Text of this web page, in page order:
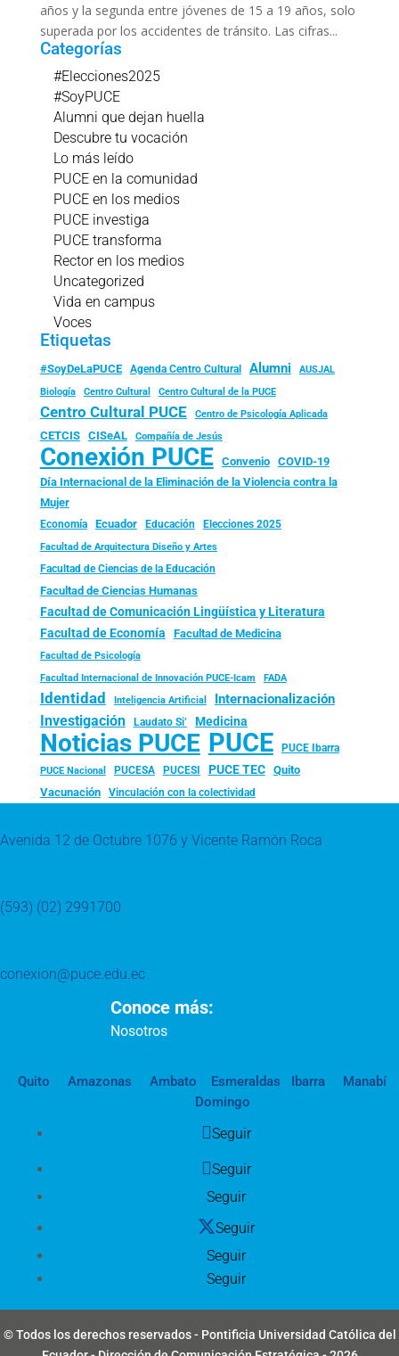
años y la segunda entre jóvenes de 15 a 19 años, solo
superada por los accidentes de tránsito. Las cifras...
Categorías
#Elecciones2025
#SoyPUCE
Alumni que dejan huella
Descubre tu vocación
Lo más leído
PUCE en la comunidad
PUCE en los medios
PUCE investiga
PUCE transforma
Rector en los medios
Uncategorized
Vida en campus
Voces
Etiquetas
#SoyDeLaPUCE Agenda Centro Cultural Alumni
AUSJAL
Biología
Centro Cultural Centro Cultural de la PUCE
Centro Cultural PUCE Centro de Psicología Aplicada
CETCIS CISeAL Compañía de Jesús
Conexión PUCE Convenio
COVID-19
Día Internacional de la Eliminación de la Violencia contra la
Mujer
Economía Ecuador Educación Elecciones 2025
Facultad de Arquitectura Diseño y Artes
Facultad de Ciencias de la Educación
Facultad de Ciencias Humanas
Facultad de Comunicación Lingüística y Literatura
Facultad de Economía Facultad de Medicina
Facultad de Psicología
Facultad Internacional de Innovación PUCE-Icam FADA
Identidad Inteligencia Artificial Internacionalización
Investigación Laudato Si’ Medicina
Noticias PUCE PUCE PUCE Ibarra
PUCE Nacional PUCESA PUCESI PUCE TEC
Quito
Vacunación
Vinculación con la colectividad
Avenida 12 de Octubre 1076 y Vicente Ramón Roca
(593) (02) 2991700
conexion@puce.edu.ec
Conoce más:
Nosotros
Quito Amazonas Ambato Esmeraldas Ibarra
Manabí
Domingo
Seguir
Seguir
Seguir
Seguir
Seguir
Seguir
© Todos los derechos reservados - Pontificia Universidad Católica del